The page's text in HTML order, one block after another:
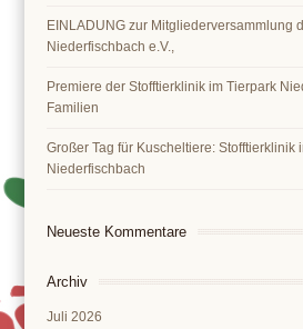
EINLADUNG zur Mitgliederversammlung
Niederfischbach e.V.,
Premiere der Stofftierklinik im Tierpark
Familien
Großer Tag für Kuscheltiere: Stofftierklinik
Niederfischbach
Neueste Kommentare
Archiv
Juli 2026